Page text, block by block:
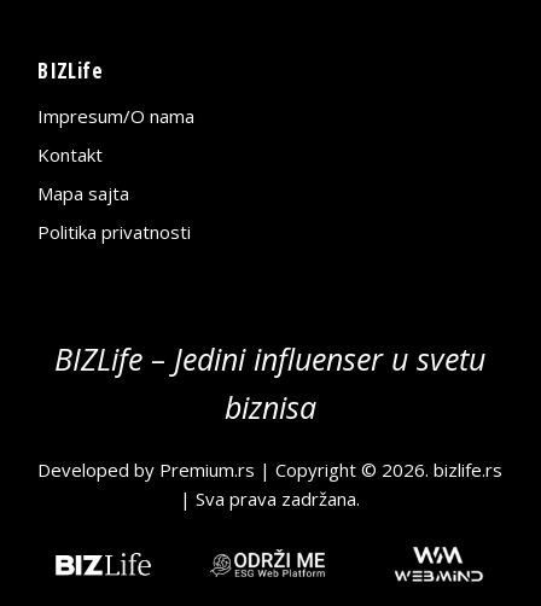
BIZLife
Impresum/O nama
Kontakt
Mapa sajta
Politika privatnosti
BIZLife – Jedini influenser u svetu
biznisa
Developed by Premium.rs | Copyright © 2026.bizlife.rs
| Sva prava zadržana.